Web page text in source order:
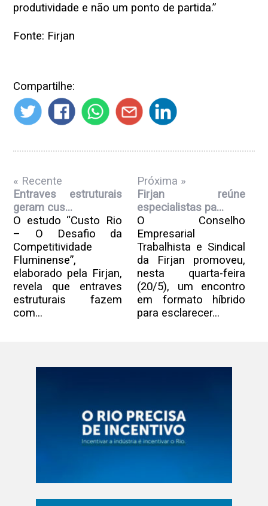
produtividade e não um ponto de partida.”
Fonte: Firjan
Compartilhe:
« Recente
Entraves estruturais
geram cus...
O estudo “Custo Rio
– O Desafio da
Competitividade
Fluminense”,
elaborado pela Firjan,
revela que entraves
estruturais fazem
com...
Próxima »
Firjan reúne
especialistas pa...
O Conselho
Empresarial
Trabalhista e Sindical
da Firjan promoveu,
nesta quarta-feira
(20/5), um encontro
em formato híbrido
para esclarecer...